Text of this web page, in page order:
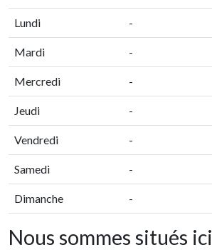
Lundi -
Mardi -
Mercredi -
Jeudi -
Vendredi -
Samedi -
Dimanche -
Nous sommes situés ici